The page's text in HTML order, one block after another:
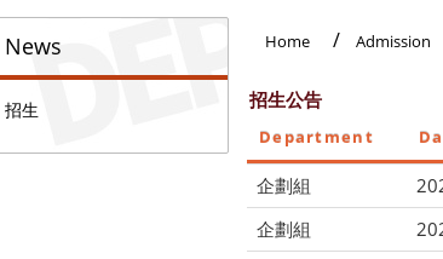
News
招生
Home Admission
招生公告
Department
企劃組
企劃組